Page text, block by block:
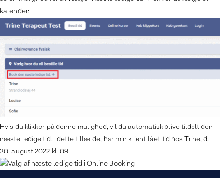
kalender:
Hvis du klikker på denne mulighed, vil du automatisk blive tildelt den
næste ledige tid. I dette tilfælde, har min klient fået tid hos Trine, d.
30. august 2022 kl. 09: